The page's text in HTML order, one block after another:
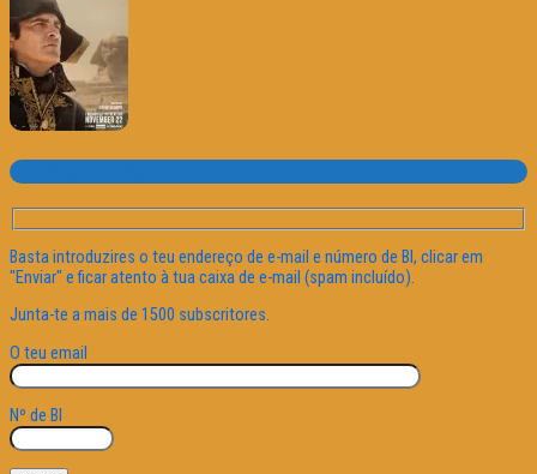
Subscrever o site
Basta introduzires o teu endereço de e-mail e número de BI, clicar em
"Enviar" e ficar atento à tua caixa de e-mail (spam incluído).
Junta-te a mais de 1500 subscritores.
O teu email
Nº de BI